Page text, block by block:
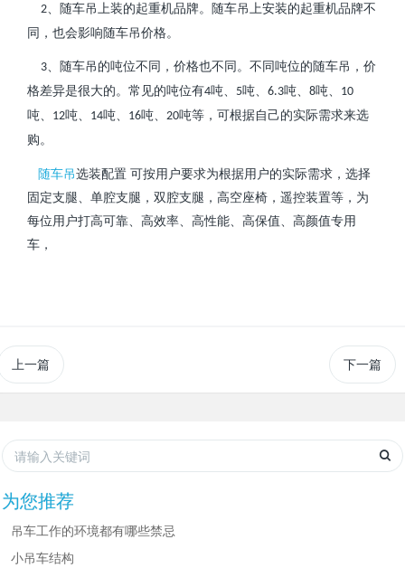
2、随车吊上装的起重机品牌。随车吊上安装的起重机品牌不
同，也会影响随车吊价格。
3、随车吊的吨位不同，价格也不同。不同吨位的随车吊，价
格差异是很大的。常见的吨位有4吨、 5吨、 6.3吨、 8吨、 10
吨、 12吨、 14吨、 16吨、 20吨等，可根据自己的实际需求来选
购。
随车吊选装配置 可按用户要求为根据用户的实际需求，选择
固定支腿、单腔支腿，双腔支腿，高空座椅，遥控装置等，为
每位用户打高可靠、高效率、高性能、高保值、高颜值专用
车，
上一篇 下一篇
为您推荐
吊车工作的环境都有哪些禁忌
小吊车结构